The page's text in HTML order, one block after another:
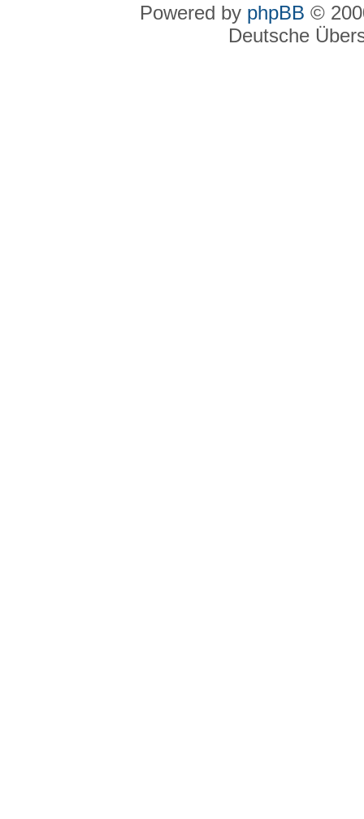
Powered by phpBB ©
Deutsche